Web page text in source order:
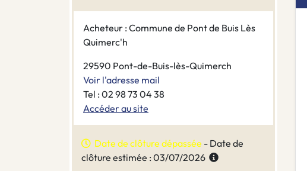
Acheteur : Commune de Pont de Buis Lès
Quimerc'h
29590 Pont-de-Buis-lès-Quimerch
Voir l'adresse mail
Tel : 02 98 73 04 38
Accéder au site
Date de clôture dépassée - Date de
clôture estimée : 03/07/2026